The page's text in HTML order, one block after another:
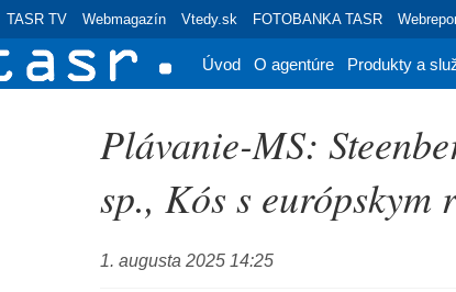
TASR TV Webmagazín Vtedy.sk FOTOBANKA TASR
Úvod O agentúre Produkty a
Plávanie-MS:
sp., Kós s európskym
1. augusta 2025 14:25